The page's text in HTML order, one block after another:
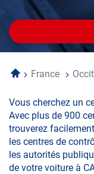
AccueilFrance
Vous cherchez un
Avec plus de 900
trouverez
les centres de
les autorités
de votre voiture à